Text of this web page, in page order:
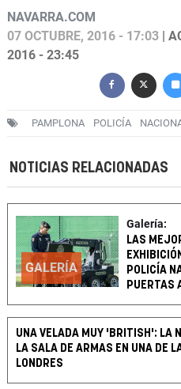
NAVARRA.COM
07 OCTUBRE, 2016 - 17:03 |
2016 - 23:45
PAMPLONA POLICÍA
NOTICIAS RELACIONADAS
GALERÍA
Galería:
LAS
POLICÍA
PUERTAS
UNA VELADA MUY 'BRITISH': LA
LA SALA DE ARMAS EN UNA DE
LONDRES